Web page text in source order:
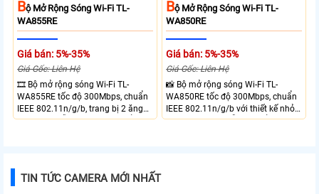
BỘ Mở Rộng Sóng Wi-Fi TL-
WA855RE
Giá bán: 5%-35%
Giá Gốc: Liên Hệ
🎞 Bộ mở rộng sóng Wi-Fi TL-
WA855RE tốc độ 300Mbps, chuẩn
IEEE 802.11n/g/b, trang bị 2 ăng
ten ngoài, hỗ trợ chế độ AP, cổng
BỘ Mở Rộng Sóng Wi-Fi TL-
WA850RE
Giá bán: 5%-35%
Giá Gốc: Liên Hệ
📸 Bộ mở rộng sóng Wi-Fi TL-
WA850RE tốc độ 300Mbps, chuẩn
IEEE 802.11n/g/b với thiết kế nhỏ
gọn gắn tường, hỗ trợ 1 cổng
TIN TỨC CAMERA MỚI NHẤT